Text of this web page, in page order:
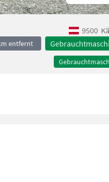
9500
entfernt